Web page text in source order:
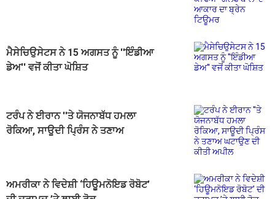
ਮੈਸੇਚਿਉਸੇਟਸ ਨੇ 15 ਅਗਸਤ ਨੂੰ ''ਇੰਡੀਆ
ਡੇਅ'' ਵਜੋਂ ਕੀਤਾ ਘੋਸ਼ਿਤ
ਟਰੰਪ ਨੇ ਈਰਾਨ ''ਤੇ ਯੋਜਨਾਬੱਧ ਹਮਲਾ
ਰੋਕਿਆ, ਸਾਊਦੀ ਪ੍ਰਿੰਸ ਨੇ ਤਣਾਅ
ਅਮਰੀਕਾ ਨੇ ਵਿਦੇਸ਼ੀ ‘ਹਿਊਮਨੋਇਡ ਰੋਬੋਟ’